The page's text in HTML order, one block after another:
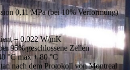
0,11 MPa (bei 10% Verformung)
= 0,022 W/mK
95% geschlossene Zellen
°C max + 80 °C
nach dem Protokoll von Montreal